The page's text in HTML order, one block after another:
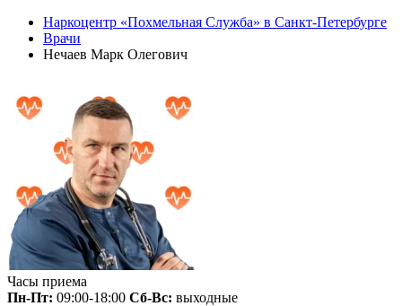
Наркоцентр «Похмельная Служба» в Санкт-Петербурге
Врачи
Нечаев Марк Олегович
Часы приема
Пн-Пт: 09:00-18:00 Сб-Вс: выходные